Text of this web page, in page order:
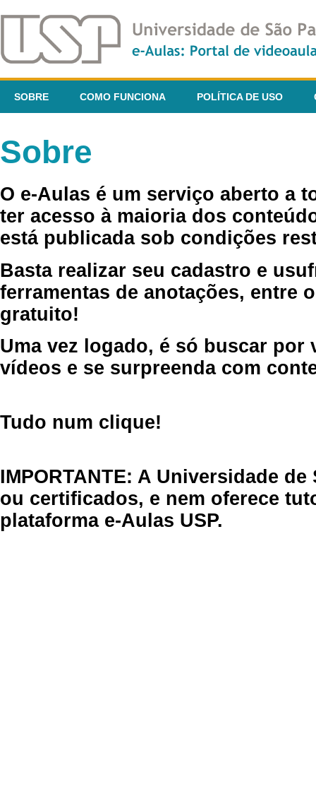
SOBRE COMO FUNCIONA POLÍTICA DE USO
Sobre
O e-Aulas é um serviço aberto a
ter acesso à maioria dos
está publicada sob condições
Basta realizar seu cadastro e
ferramentas de anotações, entre
gratuito!
Uma vez logado, é só buscar por
vídeos e se surpreenda com
Tudo num clique!
IMPORTANTE: A Universidade
ou certificados, e nem oferece
plataforma e-Aulas USP.